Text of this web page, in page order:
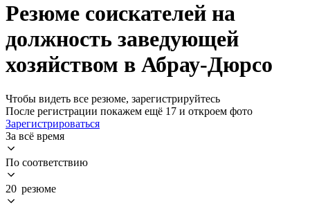
Резюме соискателей на
должность заведующей
хозяйством в Абрау-Дюрсо
Чтобы видеть все резюме, зарегистрируйтесь
После регистрации покажем ещё 17 и откроем фото
Зарегистрироваться
За всё время
По соответствию
20 резюме